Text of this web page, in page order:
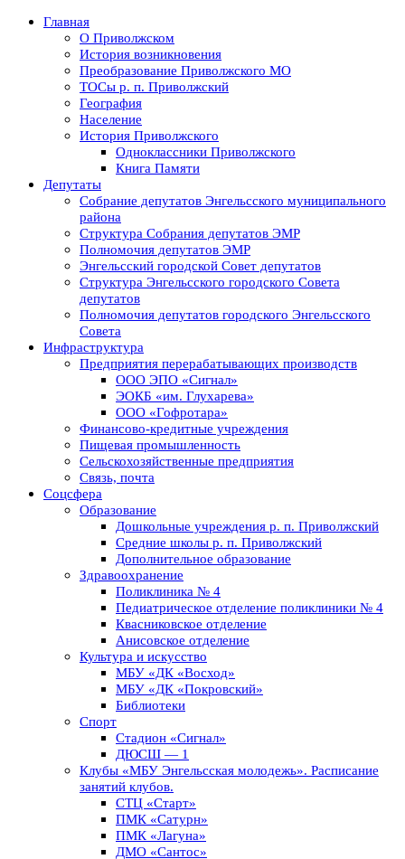
Главная
О Приволжском
История возникновения
Преобразование Приволжского МО
ТОСы р. п. Приволжский
География
Население
История Приволжского
Одноклассники Приволжского
Книга Памяти
Депутаты
Собрание депутатов Энгельсского муниципального
района
Структура Собрания депутатов ЭМР
Полномочия депутатов ЭМР
Энгельсский городской Совет депутатов
Структура Энгельсского городского Совета
депутатов
Полномочия депутатов городского Энгельсского
Совета
Инфраструктура
Предприятия перерабатывающих производств
ООО ЭПО «Сигнал»
ЭОКБ «им. Глухарева»
ООО «Гофротара»
Финансово-кредитные учреждения
Пищевая промышленность
Сельскохозяйственные предприятия
Связь, почта
Соцсфера
Образование
Дошкольные учреждения р. п. Приволжский
Средние школы р. п. Приволжский
Дополнительное образование
Здравоохранение
Поликлиника № 4
Педиатрическое отделение поликлиники № 4
Квасниковское отделение
Анисовское отделение
Культура и искусство
МБУ «ДК «Восход»
МБУ «ДК «Покровский»
Библиотеки
Спорт
Стадион «Сигнал»
ДЮСШ — 1
Клубы «МБУ Энгельсская молодежь». Расписание
занятий клубов.
СТЦ «Старт»
ПМК «Сатурн»
ПМК «Лагуна»
ДМО «Сантос»